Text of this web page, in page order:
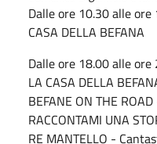
Dalle ore 10.30 alle ore
CASA DELLA BEFANA
Dalle ore 18.00 alle ore
LA CASA DELLA
BEFANE ON THE
RACCONTAMI UNA
RE MANTELLO -